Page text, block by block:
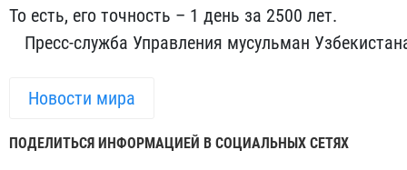
То есть, его точность – 1 день за 2500 лет.
Пресс-служба Управления мусульман
Новости мира
ПОДЕЛИТЬСЯ ИНФОРМАЦИЕЙ В СОЦИАЛЬНЫХ СЕТЯХ